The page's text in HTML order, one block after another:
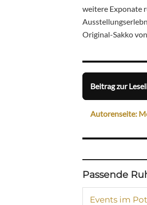
weitere Exponate
Original-Sakko
Beitrag zur
Autorenseite:
Passende
Events im